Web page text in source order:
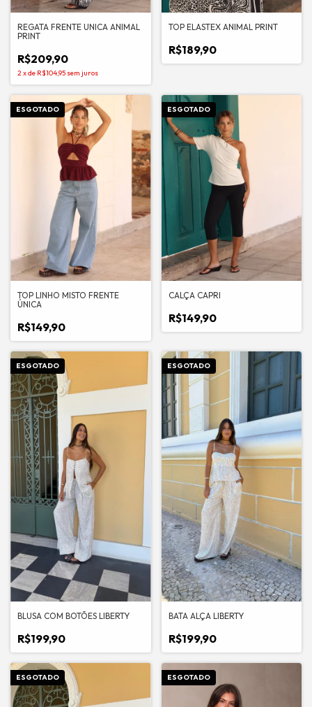
REGATA FRENTE UNICA ANIMAL
PRINT
R$209,90
2xde R$104,95 sem juros
TOP ELASTEX ANIMAL PRINT
R$189,90
ESGOTADO
TOP LINHO MISTO FRENTE
ÚNICA
R$149,90
ESGOTADO
CALÇA CAPRI
R$149,90
ESGOTADO
BLUSA COM BOTÕES LIBERTY
R$199,90
ESGOTADO
BATA ALÇA LIBERTY
R$199,90
ESGOTADO ESGOTADO